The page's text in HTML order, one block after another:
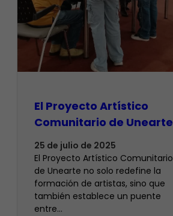
El Proyecto Artístico
Comunitario de Unearte
25 de julio de 2025
El Proyecto Artístico Comunitario
de Unearte no solo redefine la
formación de artistas, sino que
también establece un puente
entre…